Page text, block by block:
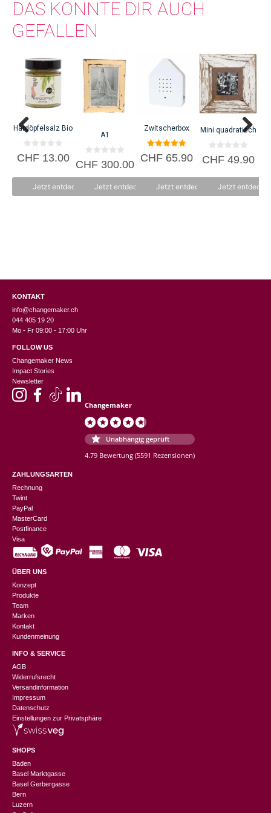
DAS KÖNNTE DIR AUCH
GEFALLEN
Härdöpfelsalz Bio
0
v
n
CHF13.00
Jetzt entdecken
A1
0
v
CHF300.00
Jetzt entdecken
Zwitscherbox
4.87
von 5
CHF65.90
Jetzt entdecken
Mini quadratisch
0
v
n
CHF49.90
Jetzt
KONTAKT
info@changemaker.ch
044 405 19 20
Mo - Fr 09:00 - 17:00 Uhr
FOLLOW US
Changemaker News
Impact Stories
Newsletter
Changemaker
Unabhängig geprüft
4.79 Bewertung (5591 Rezensionen)
ZAHLUNGSARTEN
Rechnung
Twint
PayPal
MasterCard
Postfinance
Visa
ÜBER UNS
Konzept
Produkte
Team
Marken
Kontakt
Kundenmeinung
INFO & SERVICE
AGB
Widerrufsrecht
Versandinformation
Impressum
Datenschutz
Einstellungen zur Privatsphäre
SHOPS
Baden
Basel Marktgasse
Basel Gerbergasse
Bern
Luzern